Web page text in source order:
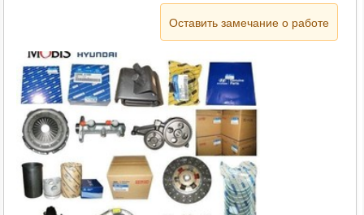
Оставить замечание о работе